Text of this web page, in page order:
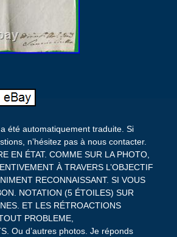
été automatiquement traduite. Si
n’hésitez pas à nous contacter.
EN ÉTAT. COMME SUR LA PHOTO,
À TRAVERS L’OBJECTIF
RECONNAISSANT. SI VOUS
NOTATION (5 ÉTOILES) SUR
ET LES RÉTROACTIONS
PROBLEME,
Ou d’autres photos. Je réponds